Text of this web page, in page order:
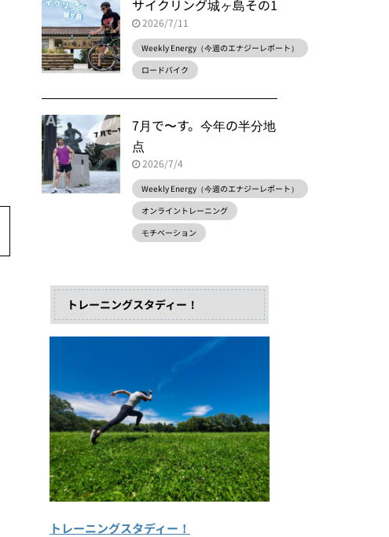
サイクリング城ヶ島その1
2026/7/11
Weekly Energy（今週のエナジーレポート）
ロードバイク
7月で〜す。今年の半分地
点
2026/7/4
Weekly Energy（今週のエナジーレポート）
オンライントレーニング
モチベーション
トレーニングスタディー！
トレーニングスタディー！